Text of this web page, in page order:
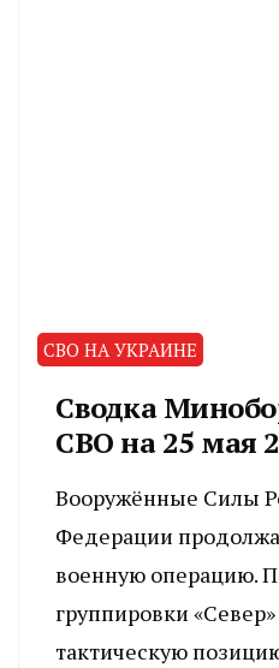
СВО НА УКРАИНЕ
Сводка
СВО на 25 мая
Вооружённые Силы
Федерации
военную операцию.
группировки
тактическую